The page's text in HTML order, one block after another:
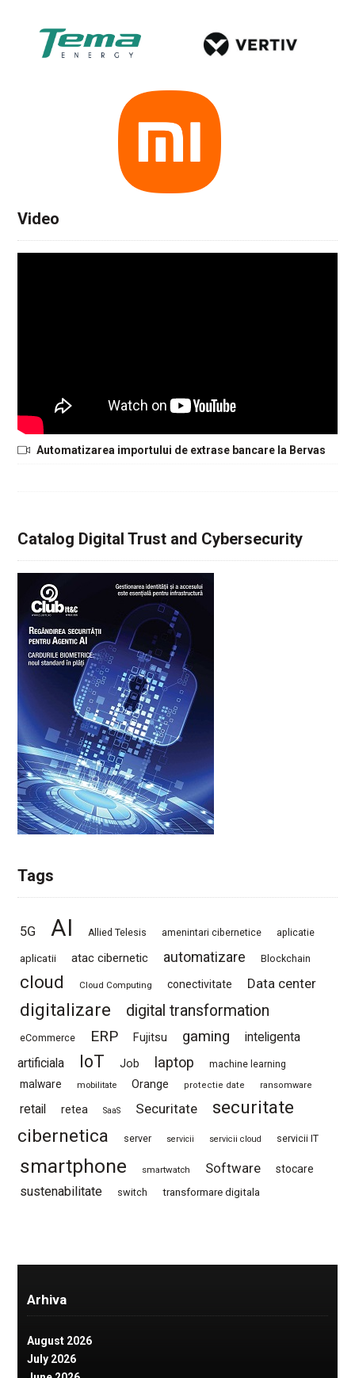
Video
Automatizarea importului de extrase bancare la Bervas
Catalog Digital Trust and Cybersecurity
Tags
5G AI Allied Telesis amenintari cibernetice aplicatie
aplicatii atac cibernetic automatizare Blockchain
cloud Cloud Computing conectivitate Data center
digitalizare digital transformation
eCommerce ERP Fujitsu gaming
inteligenta
artificiala
IoT Job laptop machine learning
malware mobilitate Orange protectie date ransomware
retail retea SaaS Securitate
securitate
cibernetica
server servicii servicii cloud servicii IT
smartphone smartwatch Software stocare
sustenabilitate switch transformare digitala
Arhiva
August 2026
July 2026